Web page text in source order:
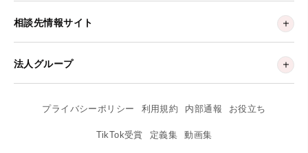
相談先情報サイト
法人グループ
プライバシーポリシー 利用規約 内部通報 お役立ち
TikTok受賞 定義集 動画集